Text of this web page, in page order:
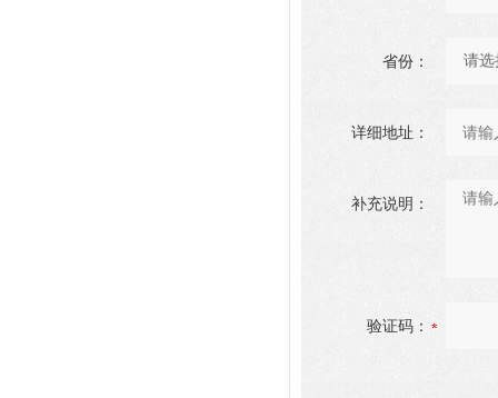
省份：
详细地址：
补充说明：
验证码：